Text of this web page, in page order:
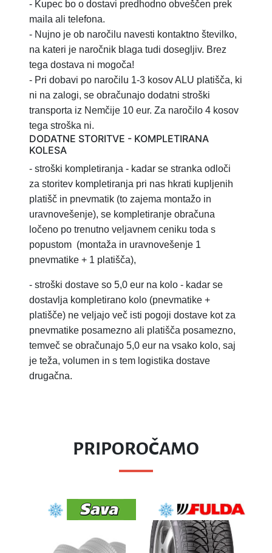
- Kupec bo o dostavi predhodno obveščen prek
maila ali telefona.
- Nujno je ob naročilu navesti kontaktno številko,
na kateri je naročnik blaga tudi dosegljiv. Brez
tega dostava ni mogoča!
- Pri dobavi po naročilu 1-3 kosov ALU platišča, ki
ni na zalogi, se obračunajo dodatni stroški
transporta iz Nemčije 10 eur. Za naročilo 4 kosov
tega stroška ni.
DODATNE STORITVE - KOMPLETIRANA
KOLESA
- stroški kompletiranja - kadar se stranka odloči
za storitev kompletiranja pri nas hkrati kupljenih
platišč in pnevmatik (to zajema montažo in
uravnovešenje), se kompletiranje obračuna
ločeno po trenutno veljavnem ceniku toda s
popustom (montaža in uravnovešenje 1
pnevmatike + 1 platišča),
- stroški dostave so 5,0 eur na kolo - kadar se
dostavlja kompletirano kolo (pnevmatike +
platišče) ne veljajo več isti pogoji dostave kot za
pnevmatike posamezno ali platišča posamezno,
temveč se obračunajo 5,0 eur na vsako kolo, saj
je teža, volumen in s tem logistika dostave
drugačna.
PRIPOROČAMO